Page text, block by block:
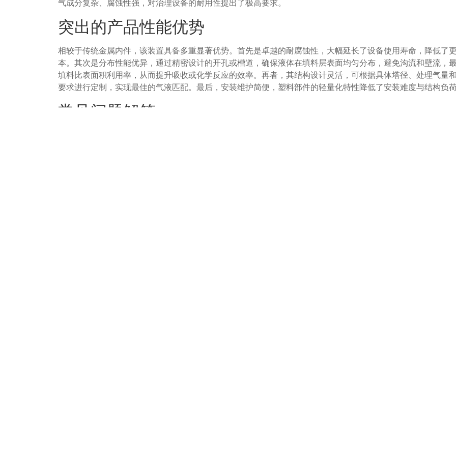
气成分复杂、腐蚀性强，对治理设备的耐用性提出了极高要求。
突出的产品性能优势
相较于传统金属内件，该装置具备多重显著优势。首先是卓越的耐腐蚀性，大幅延长了设备使用寿命，降低了
本。其次是分布性能优异，通过精密设计的开孔或槽道，确保液体在填料层表面均匀分布，避免沟流和壁流，
填料比表面积利用率，从而提升吸收或化学反应的效率。再者，其结构设计灵活，可根据具体塔径、处理气量
要求进行定制，实现最佳的气液匹配。最后，安装维护简便，塑料部件的轻量化特性降低了安装难度与结构负荷
常见问题解答